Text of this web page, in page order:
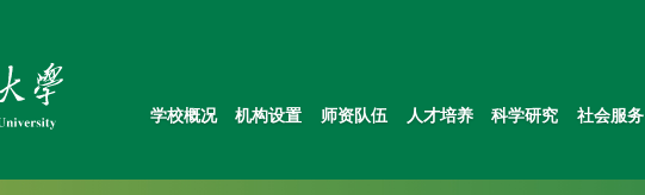
学校概况 机构设置 师资队伍 人才培养 科学研究 社会服务